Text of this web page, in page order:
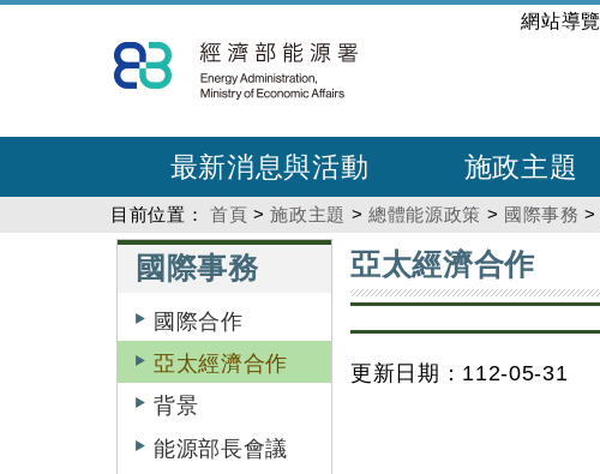
到
主
內
:::
網站導覽
最新消息與活動 施政主題
目前位置： 首頁 >施政主題 >總體能源政策 > 國際事務 >
國際事務
國際合作
亞太經濟合作
背景
能源部長會議
:::
亞太經濟合作
更新日期：112-05-31